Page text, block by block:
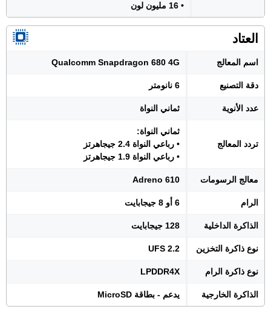
• 16 مليون لون
العتاد
اسم المعالج Qualcomm Snapdragon 680 4G
دقة التصنيع 6 نانومتر
عدد الأنوية ثماني النواة
تردد المعالج
ثماني النواة:
• رباعي النواة 2.4 جيجاهرتز
• رباعي النواة 1.9 جيجاهرتز
معالج الرسومات Adreno 610
الرام 6 أو 8 جيجابايت
الذاكرة الداخلية 128 جيجابايت
نوع ذاكرة التخزين UFS 2.2
نوع ذاكرة الرام LPDDR4X
الذاكرة الخارجية يدعم - بطاقة MicroSD